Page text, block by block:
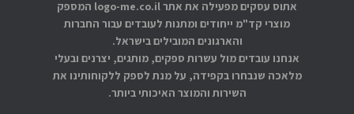
אתוס עסקים מפעילה את אתר logo-me.co.il המספק
מוצרי קד"מ ייחודים ומתנות לעובדים עבור החברות
והארגונים המובילים בישראל.
אנחנו עובדים מול עשרות ספקים, מותגים, יצרנים ובעלי
מלאכה שנבחרו בקפידה, על מנת לספק ללקוחותינו את
השירות והמוצר האיכותי ביותר.